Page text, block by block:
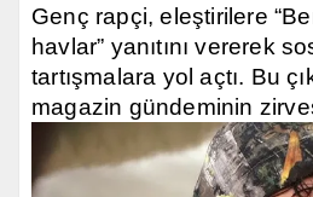
Genç rapçi, eleştirilere
havlar” yanıtını vererek
tartışmalara yol açtı. Bu
magazin gündeminin